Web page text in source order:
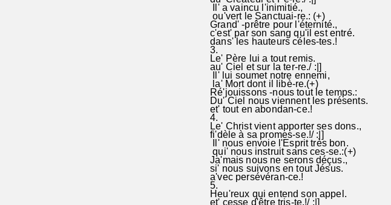
Il' a vaincu l'inimitié.,
ou'vert le Sanctuai-re.: (+)
Grand' -prêtre pour l'éternité.,
c'est' par son sang qu'il est entré.
dans' les hauteurs céles-tes.!
3.
Le' Père lui a tout remis.
au' Ciel et sur la ter-re./ :|]
Il' lui soumet notre ennemi,
la' Mort dont il
Ré'jouissons -nous tout le temps.:
Du' Ciel nous viennent les présents.
et' tout en abondan-ce.!
4.
Le' Christ vient apporter ses dons.,
fi'dèle à sa promes-se.!/ :|]
Il' nous envoie l'Esprit très bon.
qui' nous instruit sans ces-se.:(+)
Ja'mais nous ne serons déçus.,
si' nous suivons en tout Jésus.
a'vec persévéran-ce.!
5.
Heu'reux qui entend son appel.
et' cesse d'être tris-te.!/ :|]